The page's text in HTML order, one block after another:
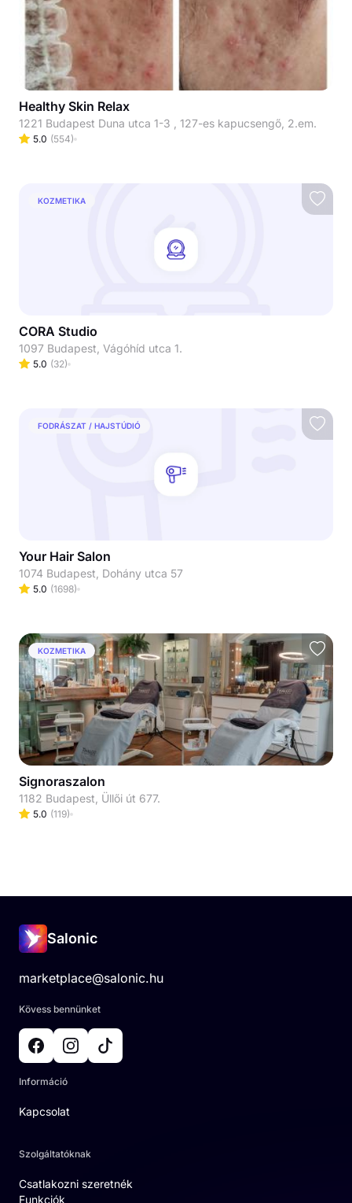
Healthy Skin Relax
1221 Budapest Duna utca 1-3 , 127-es kapucsengő, 2.em.
5.0 (554)
KOZMETIKA
CORA Studio
1097 Budapest, Vágóhíd utca 1.
5.0 (32)
FODRÁSZAT / HAJSTÚDIÓ
Your Hair Salon
1074 Budapest, Dohány utca 57
5.0 (1698)
KOZMETIKA
Signoraszalon
1182 Budapest, Üllői út 677.
5.0 (119)
Salonic
marketplace@salonic.hu
Kövess bennünket
Információ
Kapcsolat
Szolgáltatóknak
Csatlakozni szeretnék
Funkciók